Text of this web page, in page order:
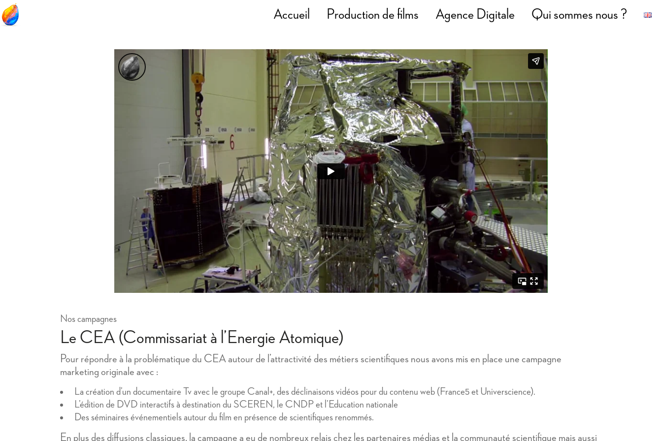
Accueil Production de films Agence Digitale Qui sommes nous ?
Nos campagnes
Le CEA (Commissariat à l’Energie Atomique)
Pour répondre à la problématique du CEA autour de l’attractivité des métiers scientifiques nous avons mis en place une campagne
marketing originale avec :
La création d’un documentaire Tv avec le groupe Canal+, des déclinaisons vidéos pour du contenu web (France5 et Universcience).
L’édition de DVD interactifs à destination du SCEREN, le CNDP et l’Education nationale
Des séminaires événementiels autour du film en présence de scientifiques renommés.
En plus des diffusions classiques, la campagne a eu de nombreux relais chez les partenaires médias et la communauté scientifique mais aussi